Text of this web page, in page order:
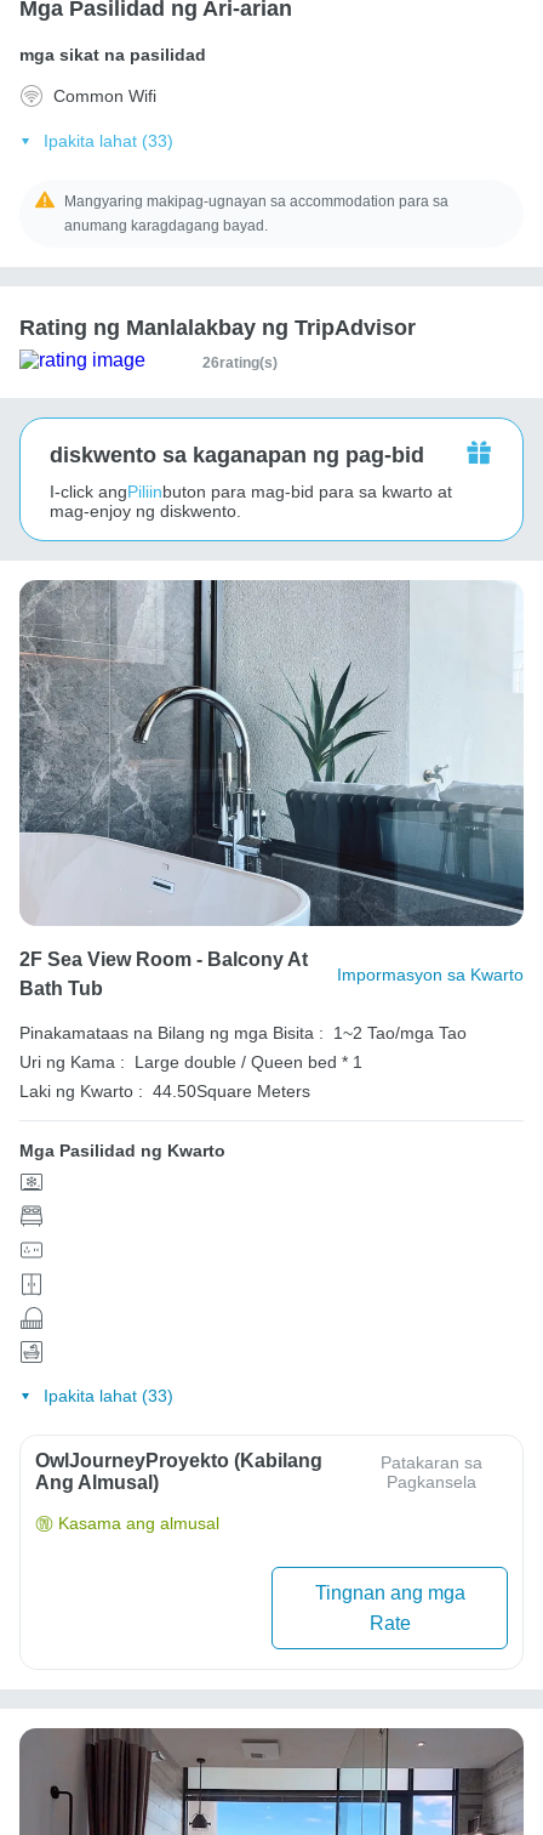
Mga Pasilidad ng Ari-arian
mga sikat na pasilidad
Common Wifi
Ipakita lahat (33)
Mangyaring makipag-ugnayan sa accommodation para sa
anumang karagdagang bayad.
Rating ng Manlalakbay ng TripAdvisor
26rating(s)
diskwento sa kaganapan ng pag-bid
I-click angPiliinbuton para mag-bid para sa kwarto at
mag-enjoy ng diskwento.
2F Sea View Room - Balcony At
Bath Tub
Impormasyon sa Kwarto
Pinakamataas na Bilang ng mga Bisita :
1~2 Tao/mga Tao
Uri ng Kama :
Large double / Queen bed * 1
Laki ng Kwarto : 44.50Square Meters
Mga Pasilidad ng Kwarto
Ipakita lahat (33)
OwlJourneyProyekto (Kabilang
Ang Almusal)
Patakaran sa
Pagkansela
Kasama ang almusal
Tingnan ang mga
Rate